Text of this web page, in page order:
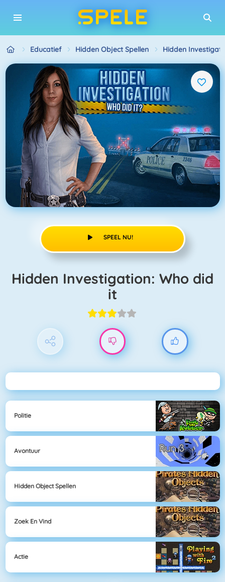
Educatief Hidden Object Spellen Hidden
SPEEL NU!
Hidden Investigation: Who did
it
Politie
Avontuur
Hidden Object Spellen
Zoek En Vind
Actie